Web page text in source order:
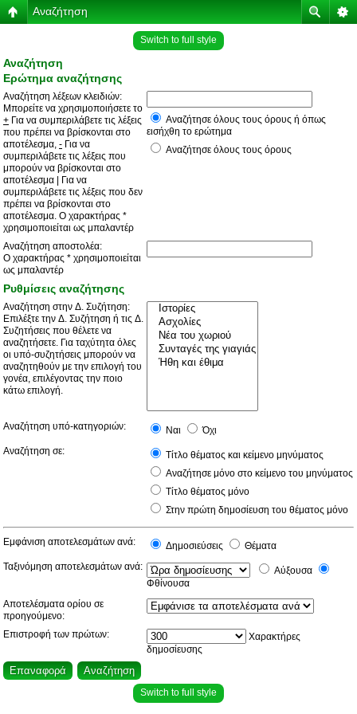
Αναζήτηση
Switch to full style
Αναζήτηση
Ερώτημα αναζήτησης
Αναζήτηση λέξεων κλειδιών:
Μπορείτε να χρησιμοποιήσετε το
+ Για να συμπεριλάβετε τις λέξεις
που πρέπει να βρίσκονται στο
αποτέλεσμα, - Για να
συμπεριλάβετε τις λέξεις που
μπορούν να βρίσκονται στο
αποτέλεσμα
Για να
συμπεριλάβετε τις λέξεις που δεν
πρέπει να βρίσκονται στο
αποτέλεσμα. Ο χαρακτήρας *
χρησιμοποιείται ως μπαλαντέρ
Αναζήτησε όλους τους όρους ή όπως
εισήχθη το ερώτημα
Αναζήτησε όλους τους όρους
Αναζήτηση αποστολέα:
Ο χαρακτήρας * χρησιμοποιείται
ως μπαλαντέρ
Ρυθμίσεις αναζήτησης
Αναζήτηση στην Δ. Συζήτηση:
Επιλέξτε την Δ. Συζήτηση ή τις Δ.
Συζητήσεις που θέλετε να
αναζητήσετε. Για ταχύτητα όλες
οι υπό-συζητήσεις μπορούν να
αναζητηθούν με την επιλογή του
γονέα, επιλέγοντας την ποιο
κάτω επιλογή.
Αναζήτηση υπό-κατηγοριών: Ναι
Όχι
Αναζήτηση σε:
Τίτλο θέματος και κείμενο μηνύματος
Αναζήτησε μόνο στο κείμενο του μηνύματος
Τίτλο θέματος μόνο
Στην πρώτη δημοσίευση του θέματος μόνο
Εμφάνιση αποτελεσμάτων ανά: Δημοσιεύσεις
Θέματα
Ταξινόμηση αποτελεσμάτων ανά:
Αύξουσα
Φθίνουσα
Αποτελέσματα ορίου σε
προηγούμενο:
Επιστροφή των πρώτων:
Χαρακτήρες
δημοσίευσης
Switch to full style